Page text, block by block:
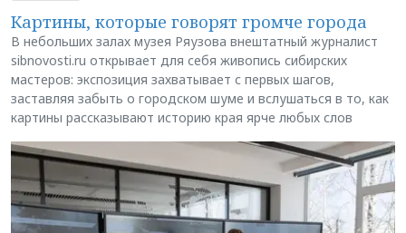
Картины, которые говорят громче города
В небольших залах музея Ряузова внештатный журналист
sibnovosti.ru открывает для себя живопись сибирских
мастеров: экспозиция захватывает с первых шагов,
заставляя забыть о городском шуме и вслушаться в то, как
картины рассказывают историю края ярче любых слов